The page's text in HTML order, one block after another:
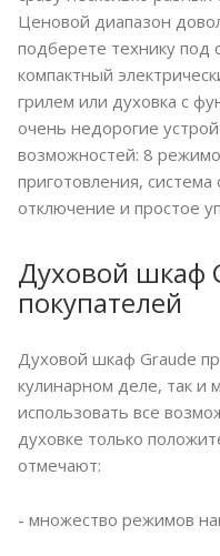
Ценовой диапазон
подберете технику
компактный
грилем или духовка с
очень недорогие
возможностей: 8
приготовления,
отключение и простое
Духовой шкаф
покупателей
Духовой шкаф Graude
кулинарном деле, так и
использовать все
духовке только
отмечают:
- множество режимов